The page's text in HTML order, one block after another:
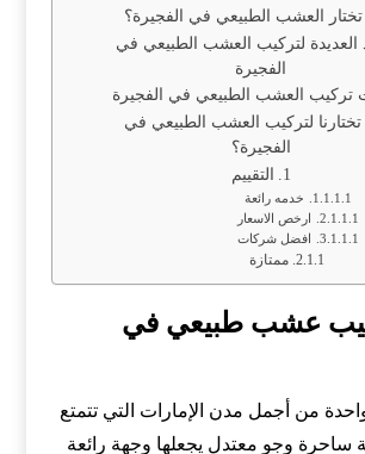
تختار العشب الطبيعي في الفجيرة؟
العديدة لتركيب العشب الطبيعي في
الفجيرة
تركيب العشب الطبيعي في الفجيرة
تختارنا لتركيب العشب الطبيعي في
الفجيرة؟
التقييم
خدمه رائعة
ارخص الاسعار
افضل شركات
ممتازة
عشب طبيعي في
من أجمل مدن الإمارات التي تتمتع
ساحرة وجو معتدل يجعلها وجهة رائعة